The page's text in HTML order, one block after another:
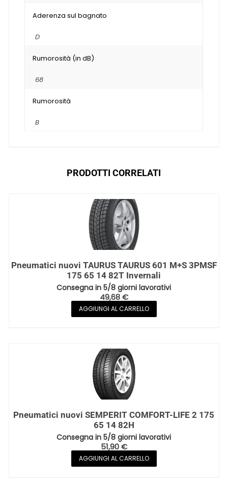
Aderenza sul bagnato
D
Rumorosità (in dB)
68
Rumorosità
B
PRODOTTI CORRELATI
Pneumatici nuovi TAURUS TAURUS 601 M+S 3PMSF
175 65 14 82T Invernali
Consegna in 5/8 giorni lavorativi
49,68€
AGGIUNGI AL CARRELLO
Pneumatici nuovi SEMPERIT COMFORT-LIFE 2 175
65 14 82H
Consegna in 5/8 giorni lavorativi
51,90€
AGGIUNGI AL CARRELLO